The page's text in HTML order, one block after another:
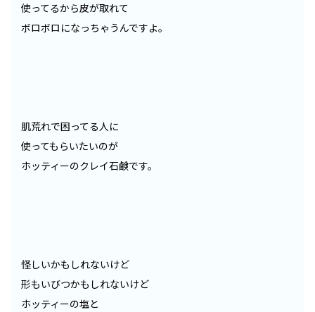
使ってるから皮が取れて
ボロボロになっちゃうんですよ。
肌荒れで困ってる人に
使ってもらいたいのが
ホッティーのクレイ石鹸です。
怪しいかもしれないけど
形もいびつかもしれないけど
ホッティーの塩と